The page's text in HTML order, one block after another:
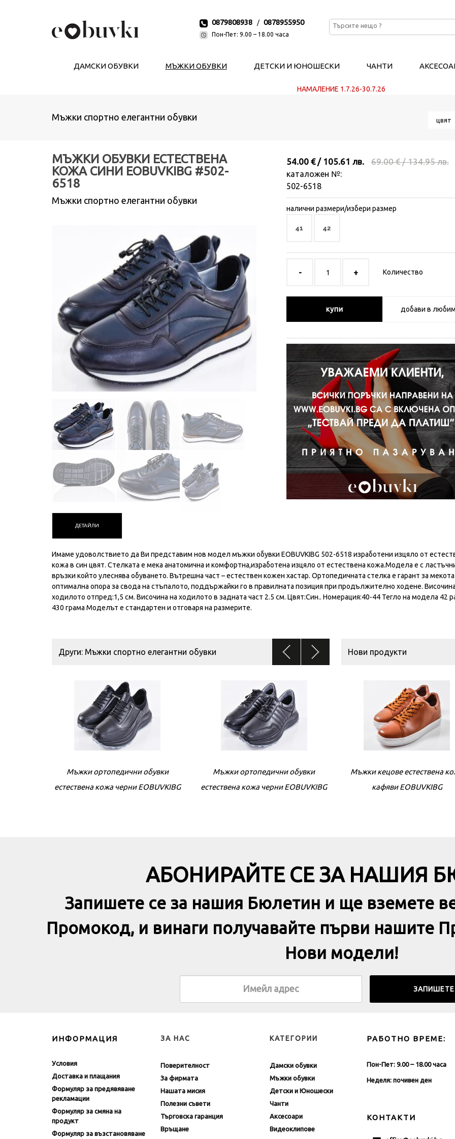
0879808938 / 0878955950
Пон-Пет: 9.00 – 18.00 часа
ДАМСКИ ОБУВКИ МЪЖКИ ОБУВКИ ДЕТСКИ И ЮНОШЕСКИ ЧАНТИ
НАМАЛЕНИЕ 1.7.26-30.7.26
Мъжки спортно елегантни обувки цвят
МЪЖКИ ОБУВКИ ЕСТЕСТВЕНА
КОЖА СИНИ EOBUVKIBG #502-
6518
Мъжки спортно елегантни обувки
54.00 € / 105.61 лв. 69.00 € / 134.95 лв.
каталожен №:
502-6518
налични размери/избери размер
41 42
Количество
купи добави в
ДЕТАЙЛИ
Имаме удоволствието да Ви представим нов модел мъжки обувки EOBUVKIBG 502-6518 изработени изцяло от
кожа в син цвят. Стелката е мека анатомична и комфортна,изработена изцяло от естествена кожа.Модела е с
връзки който улеснява обуването. Вътрешна част – естествен кожен хастар. Ортопедичната стелка е гарант за
оптимална опора за свода на стъпалото, поддържайки го в правилната позиция при продължително ходене.
ходилото отпред:1,5 см. Височина на ходилото в задната част 2.5 см. Цвят:Син.. Номерация:40-44 Тегло на модела 42
430 грама Моделът е стандартен и отговаря на размерите.
Други: Мъжки спортно елегантни обувки
Мъжки ортопедични обувки
естествена кожа черни EOBUVKIBG
Мъжки ортопедични обувки
естествена кожа черни EOBUVKIBG
Мъжки ортопедични
естествена кожа черни
Нови продукти
Мъжки кецове естествена
кафяви EOBUVKIBG
АБОНИРАЙТЕ СЕ ЗА НАШИЯ
Запишете се за нашия Бюлетин и ще вземете
Промокод, и винаги получавайте първи нашите
Нови модели!
ИНФОРМАЦИЯ
Условия
Доставка и плащания
Формуляр за предявяване
рекламации
Формуляр за смяна на
продукт
Формуляр за възстановяване
ЗА НАС
Поверителност
За фирмата
Нашата мисия
Полезни съвети
Търговска гаранция
Връщане
КАТЕГОРИИ
Дамски обувки
Мъжки обувки
Детски и Юношески
Чанти
Аксесоари
Видеоклипове
РАБОТНО ВРЕМЕ:
Пон-Пет: 9.00 – 18.00 часа
Неделя: почивен ден
КОНТАКТИ